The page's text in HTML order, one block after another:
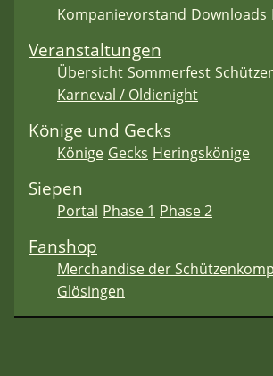
Kompanievorstand Downloads
Veranstaltungen
Übersicht Sommerfest
Karneval / Oldienight
Könige und Gecks
Könige Gecks Heringskönige
Siepen
Portal Phase 1 Phase 2
Fanshop
Merchandise der
Glösingen